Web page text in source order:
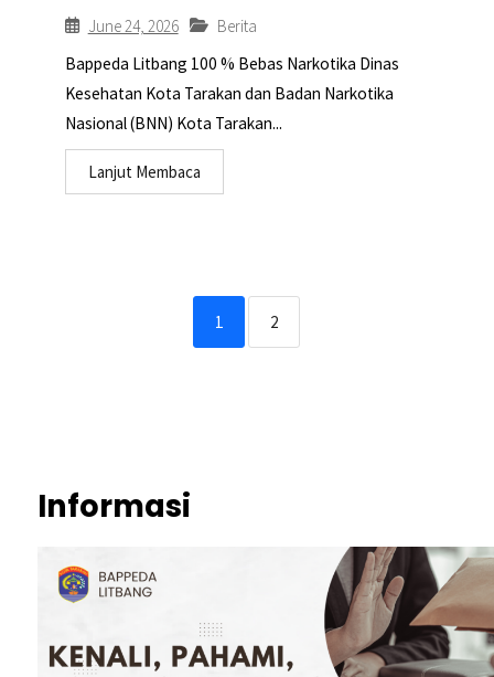
June 24, 2026
Berita
Bappeda Litbang 100 % Bebas Narkotika Dinas
Kesehatan Kota Tarakan dan Badan Narkotika
Nasional (BNN) Kota Tarakan...
Lanjut Membaca
1 2
Informasi